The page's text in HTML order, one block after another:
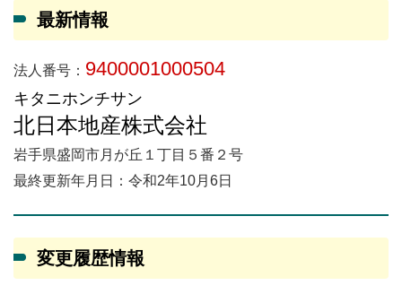
最新情報
法人番号： 9400001000504
キタニホンチサン
北日本地産株式会社
岩手県盛岡市月が丘１丁目５番２号
最終更新年月日：令和2年10月6日
変更履歴情報